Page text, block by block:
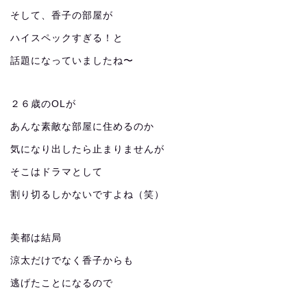
そして、香子の部屋が
ハイスペックすぎる！と
話題になっていましたね〜
２６歳のOLが
あんな素敵な部屋に住めるのか
気になり出したら止まりませんが
そこはドラマとして
割り切るしかないですよね（笑）
美都は結局
涼太だけでなく香子からも
逃げたことになるので